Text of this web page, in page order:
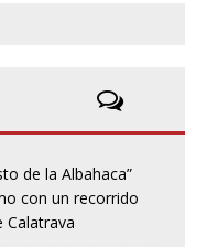
de la Albahaca”
con un recorrido
Calatrava